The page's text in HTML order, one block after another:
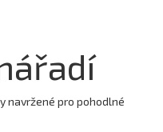
navržené pro pohodlné